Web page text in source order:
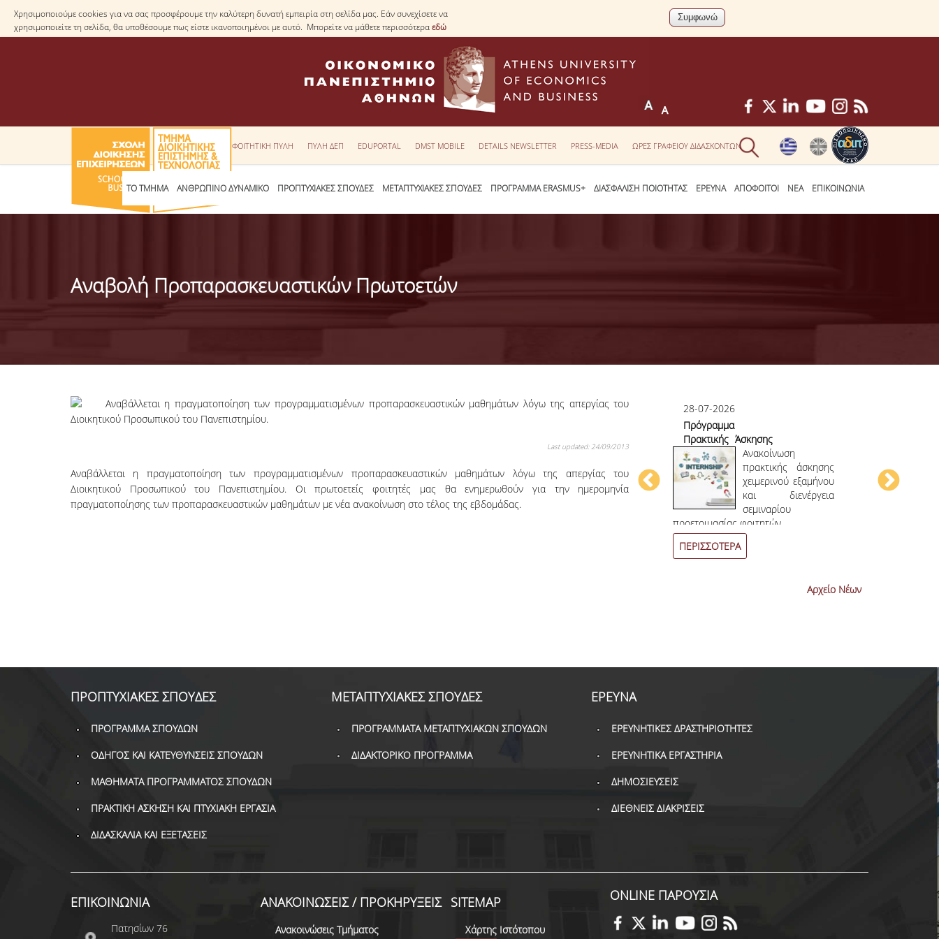
Χρησιμοποιούμε cookies για να σας προσφέρουμε την καλύτερη δυνατή εμπειρία στη σελίδα μας. Εάν συνεχίσετε να
χρησιμοποιείτε τη σελίδα, θα υποθέσουμε πως είστε ικανοποιημένοι με αυτό. Μπορείτε να μάθετε περισσότεραεδώ
ΦΟΙΤΗΤΙΚΗ ΠΥΛΗ ΠΥΛΗ ΔΕΠ EDUPORTAL DMST MOBILE DETAILS NEWSLETTER PRESS-MEDIA ΩΡΕΣ ΓΡΑΦΕΙΟΥ ΔΙΔΑΣΚΟΝΤΩΝ
ΤΟ ΤΜΗΜΑ ΑΝΘΡΩΠΙΝΟ ΔΥΝΑΜΙΚΟ ΠΡΟΠΤΥΧΙΑΚΕΣ ΣΠΟΥΔΕΣ ΜΕΤΑΠΤΥΧΙΑΚΕΣ ΣΠΟΥΔΕΣ ΠΡΟΓΡΑΜΜΑ ERASMUS+ ΔΙΑΣΦΑΛΙΣΗ ΠΟΙΟΤΗΤΑΣ ΕΡΕΥΝΑ ΑΠΟΦΟΙΤΟΙ ΝΕΑ ΕΠΙΚΟΙΝΩΝΙΑ
Αναβολή Προπαρασκευαστικών Πρωτοετών
Αναβάλλεται η πραγματοποίηση των προγραμματισμένων προπαρασκευαστικών μαθημάτων λόγω της απεργίας του
Διοικητικού Προσωπικού του Πανεπιστημίου.
Last updated: 24/09/2013
Αναβάλλεται η πραγματοποίηση των προγραμματισμένων προπαρασκευαστικών μαθημάτων λόγω της απεργίας του
Διοικητικού Προσωπικού του Πανεπιστημίου. Οι πρωτοετείς φοιτητές μας θα ενημερωθούν για την ημερομηνία
πραγματοποίησης των προπαρασκευαστικών μαθημάτων με νέα ανακοίνωση στο τέλος της εβδομάδας.
18-06-2026
Διατριβών
Η Συνέλευση του
Τμήματος ΔΕΤ του
ΟΠΑ, αποφάσισε την
προκήρυξη νέων
28-07-2026
Πρόγραμμα
Πρακτικής Άσκησης
Χειμερινού
Εξαμήνου 2026-
2027
Ανακοίνωση
πρακτικής άσκησης
χειμερινού εξαμήνου
και διενέργεια
σεμιναρίου
προετοιμασίας φοιτητών.
ΠΕΡΙΣΣΟΤΕΡΑ
Αρχείο Νέων
ΠΡΟΠΤΥΧΙΑΚΕΣ ΣΠΟΥΔΕΣ
ΠΡΟΓΡΑΜΜΑ ΣΠΟΥΔΩΝ
ΟΔΗΓΟΣ ΚΑΙ ΚΑΤΕΥΘΥΝΣΕΙΣ ΣΠΟΥΔΩΝ
ΜΑΘΗΜΑΤΑ ΠΡΟΓΡΑΜΜΑΤΟΣ ΣΠΟΥΔΩΝ
ΠΡΑΚΤΙΚΗ ΑΣΚΗΣΗ ΚΑΙ ΠΤΥΧΙΑΚΗ ΕΡΓΑΣΙΑ
ΔΙΔΑΣΚΑΛΙΑ ΚΑΙ ΕΞΕΤΑΣΕΙΣ
ΜΕΤΑΠΤΥΧΙΑΚΕΣ ΣΠΟΥΔΕΣ
ΠΡΟΓΡΑΜΜΑΤΑ ΜΕΤΑΠΤΥΧΙΑΚΩΝ ΣΠΟΥΔΩΝ
ΔΙΔΑΚΤΟΡΙΚΟ ΠΡΟΓΡΑΜΜΑ
ΕΡΕΥΝΑ
ΕΡΕΥΝΗΤΙΚΕΣ ΔΡΑΣΤΗΡΙΟΤΗΤΕΣ
ΕΡΕΥΝΗΤΙΚΑ ΕΡΓΑΣΤΗΡΙΑ
ΔΗΜΟΣΙΕΥΣΕΙΣ
ΔΙΕΘΝΕΙΣ ΔΙΑΚΡΙΣΕΙΣ
ΕΠΙΚΟΙΝΩΝΙΑ
Πατησίων 76
ΑΝΑΚΟΙΝΩΣΕΙΣ / ΠΡΟΚΗΡΥΞΕΙΣ
Ανακοινώσεις Τμήματος
SITEMAP
Χάρτης Ιστότοπου
ONLINE ΠΑΡΟΥΣΙΑ